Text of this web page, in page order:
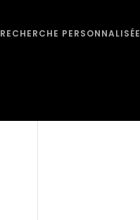
RECHERCHE PERSONNALISÉE